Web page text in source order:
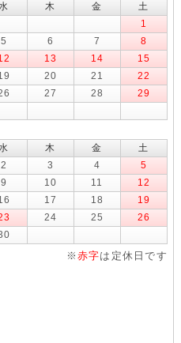
木 金
土
1
5 6 7
8
13 14
15
20 21
22
27 28
29
木 金
土
2 3 4
5
9 10 11
12
17 18
19
24 25
26
※ 赤字は定休日です